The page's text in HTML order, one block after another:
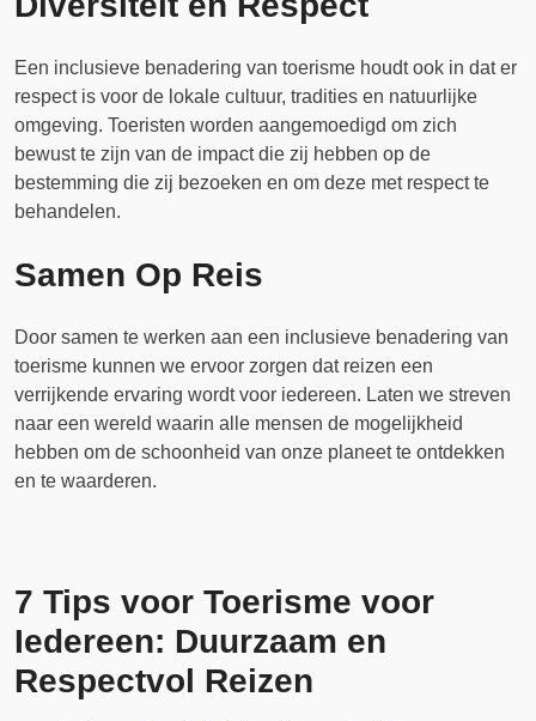
Een inclusieve benadering van toerisme houdt ook in dat er
respect is voor de lokale cultuur, tradities en natuurlijke
omgeving. Toeristen worden aangemoedigd om zich
bewust te zijn van de impact die zij hebben op de
bestemming die zij bezoeken en om deze met respect te
behandelen.
Samen Op Reis
Door samen te werken aan een inclusieve benadering van
toerisme kunnen we ervoor zorgen dat reizen een
verrijkende ervaring wordt voor iedereen. Laten we streven
naar een wereld waarin alle mensen de mogelijkheid
hebben om de schoonheid van onze planeet te ontdekken
en te waarderen.
7 Tips voor Toerisme voor
Iedereen: Duurzaam en
Respectvol Reizen